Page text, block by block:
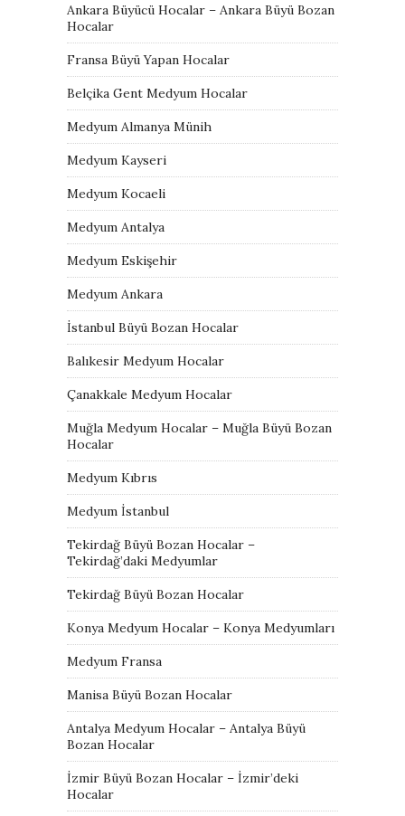
Ankara Büyücü Hocalar – Ankara Büyü Bozan
Hocalar
Fransa Büyü Yapan Hocalar
Belçika Gent Medyum Hocalar
Medyum Almanya Münih
Medyum Kayseri
Medyum Kocaeli
Medyum Antalya
Medyum Eskişehir
Medyum Ankara
İstanbul Büyü Bozan Hocalar
Balıkesir Medyum Hocalar
Çanakkale Medyum Hocalar
Muğla Medyum Hocalar – Muğla Büyü Bozan
Hocalar
Medyum Kıbrıs
Medyum İstanbul
Tekirdağ Büyü Bozan Hocalar –
Tekirdağ’daki Medyumlar
Tekirdağ Büyü Bozan Hocalar
Konya Medyum Hocalar – Konya Medyumları
Medyum Fransa
Manisa Büyü Bozan Hocalar
Antalya Medyum Hocalar – Antalya Büyü
Bozan Hocalar
İzmir Büyü Bozan Hocalar – İzmir’deki
Hocalar